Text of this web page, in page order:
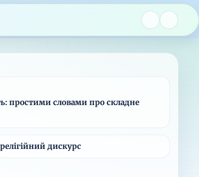
простими словами про складне
дискурс